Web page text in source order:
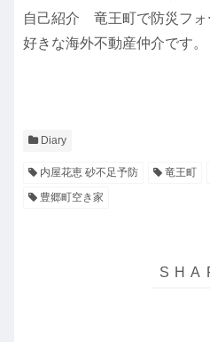
自己紹介 竜王町で防災フォ
好きな海外不動産仲介です。
Diary
内屋花恵 砂不足予防 竜王町
豊郷町空き家